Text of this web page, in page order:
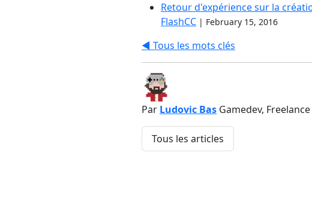
Retour d'expérience sur la
FlashCC | February 15, 2016
◀️ Tous les mots clés
Par Ludovic Bas Gamedev,
Tous les articles